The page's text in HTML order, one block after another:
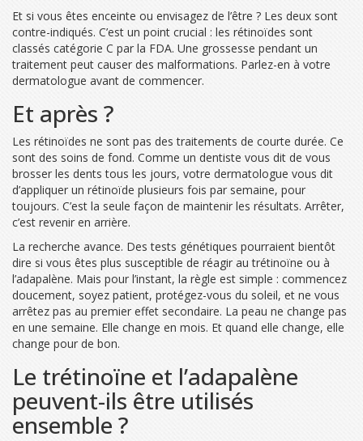
Et si vous êtes enceinte ou envisagez de l’être ? Les deux sont
contre-indiqués. C’est un point crucial : les rétinoïdes sont
classés catégorie C par la FDA. Une grossesse pendant un
traitement peut causer des malformations. Parlez-en à votre
dermatologue avant de commencer.
Et après ?
Les rétinoïdes ne sont pas des traitements de courte durée. Ce
sont des soins de fond. Comme un dentiste vous dit de vous
brosser les dents tous les jours, votre dermatologue vous dit
d’appliquer un rétinoïde plusieurs fois par semaine, pour
toujours. C’est la seule façon de maintenir les résultats. Arrêter,
c’est revenir en arrière.
La recherche avance. Des tests génétiques pourraient bientôt
dire si vous êtes plus susceptible de réagir au trétinoïne ou à
l’adapalène. Mais pour l’instant, la règle est simple : commencez
doucement, soyez patient, protégez-vous du soleil, et ne vous
arrêtez pas au premier effet secondaire. La peau ne change pas
en une semaine. Elle change en mois. Et quand elle change, elle
change pour de bon.
Le trétinoïne et l’adapalène
peuvent-ils être utilisés
ensemble ?